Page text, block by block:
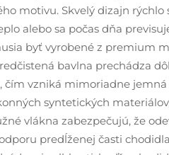
motivu. Skvelý dizajn
alebo sa počas dňa
byť vyrobené z premium
bavlna prechádza
čím vzniká mimoriadne
syntetických
vlákna zabezpečujú, že
predĺženej časti